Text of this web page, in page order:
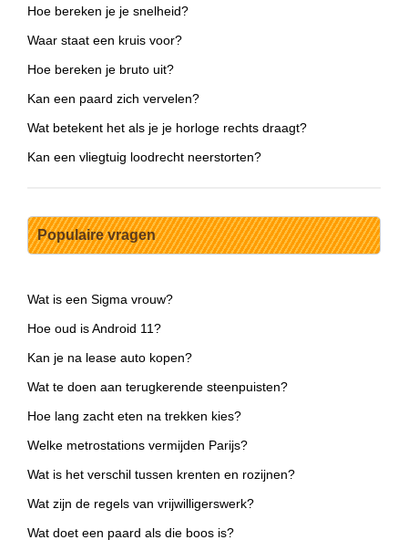
Hoe bereken je je snelheid?
Waar staat een kruis voor?
Hoe bereken je bruto uit?
Kan een paard zich vervelen?
Wat betekent het als je je horloge rechts draagt?
Kan een vliegtuig loodrecht neerstorten?
Populaire vragen
Wat is een Sigma vrouw?
Hoe oud is Android 11?
Kan je na lease auto kopen?
Wat te doen aan terugkerende steenpuisten?
Hoe lang zacht eten na trekken kies?
Welke metrostations vermijden Parijs?
Wat is het verschil tussen krenten en rozijnen?
Wat zijn de regels van vrijwilligerswerk?
Wat doet een paard als die boos is?